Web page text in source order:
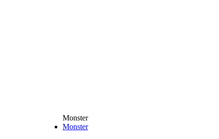
Monster
Monster